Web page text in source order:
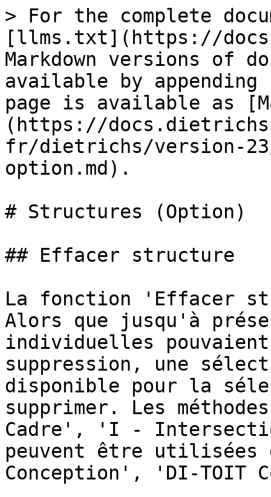
> For the complete
[llms.txt](https://
Markdown versions of
available by
page is available as
(https://
fr/dietrichs/version-
option.md).
# Structures (Option)
## Effacer structure
La fonction 'Effacer
Alors que jusqu'à
individuelles
suppression, une
disponible pour la
supprimer. Les
Cadre', 'I -
peuvent être utilisées
Conception', 'DI-TOIT